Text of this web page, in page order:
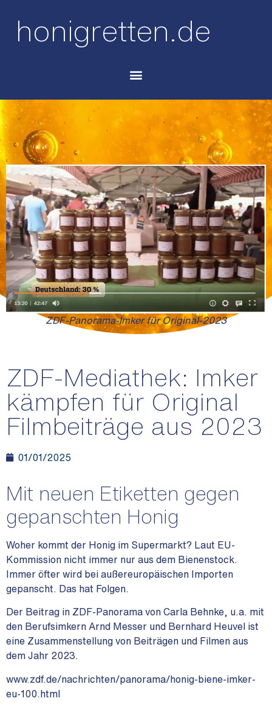
honigretten.de
ZDF-Panorama-Imker für Original-2023
ZDF-Mediathek: Imker
kämpfen für Original
Filmbeiträge aus 2023
01/01/2025
Mit neuen Etiketten gegen
gepanschten Honig
Woher kommt der Honig im Supermarkt? Laut EU-
Kommission nicht immer nur aus dem Bienenstock.
Immer öfter wird bei außereuropäischen Importen
gepanscht. Das hat Folgen.
Der Beitrag in ZDF-Panorama von Carla Behnke, u.a. mit
den Berufsimkern Arnd Messer und Bernhard Heuvel ist
eine Zusammenstellung von Beiträgen und Filmen aus
dem Jahr 2023.
www.zdf.de/nachrichten/panorama/honig-biene-imker-
eu-100.html